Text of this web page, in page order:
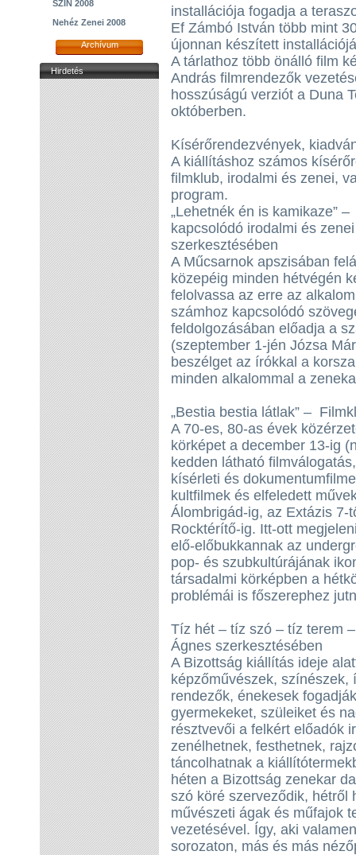
SZIN 2008
Nehéz Zenei 2008
Archívum
Hirdetés
installációja fogadja a
Ef Zámbó István több mint
újonnan készített
A tárlathoz több önálló film
András filmrendezők
hosszúságú verziót a Duna
októberben.
Kísérőrendezvények,
A kiállításhoz számos
filmklub, irodalmi és zenei,
program.
„Lehetnék én is kamikaze”
kapcsolódó irodalmi és
szerkesztésében
A Műcsarnok apszisában
közepéig minden hétvégén
felolvassa az erre az
számhoz kapcsolódó
feldolgozásában előadja a
(szeptember 1-jén Józsa
beszélget az írókkal a
minden alkalommal a
„Bestia bestia látlak” –
A 70-es, 80-as évek
körképet a december 13-ig
kedden látható
kísérleti és
kultfilmek és elfeledett
Álombrigád-ig, az Extázis 7-
Rocktérítő-ig. Itt-ott
elő-előbukkannak az
pop- és szubkultúrájának
társadalmi körképben a
problémái is főszerephez
Tíz hét – tíz szó – tíz terem
Ágnes szerkesztésében
A Bizottság kiállítás ideje
képzőművészek,
rendezők, énekesek
gyermekeket, szüleiket és
résztvevői a felkért előadók
zenélhetnek, festhetnek,
táncolhatnak a
héten a Bizottság zenekar
szó köré szerveződik, hétről
művészeti ágak és műfajok
vezetésével. Így, aki
sorozaton, más és más